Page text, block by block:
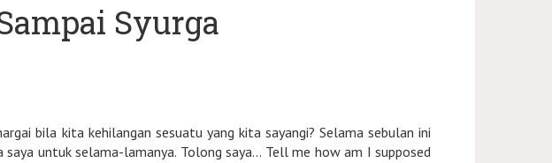
Syurga
bila kita kehilangan sesuatu yang kita sayangi? Selama sebulan ini
untuk selama-lamanya. Tolong saya... Tell me how am I supposed